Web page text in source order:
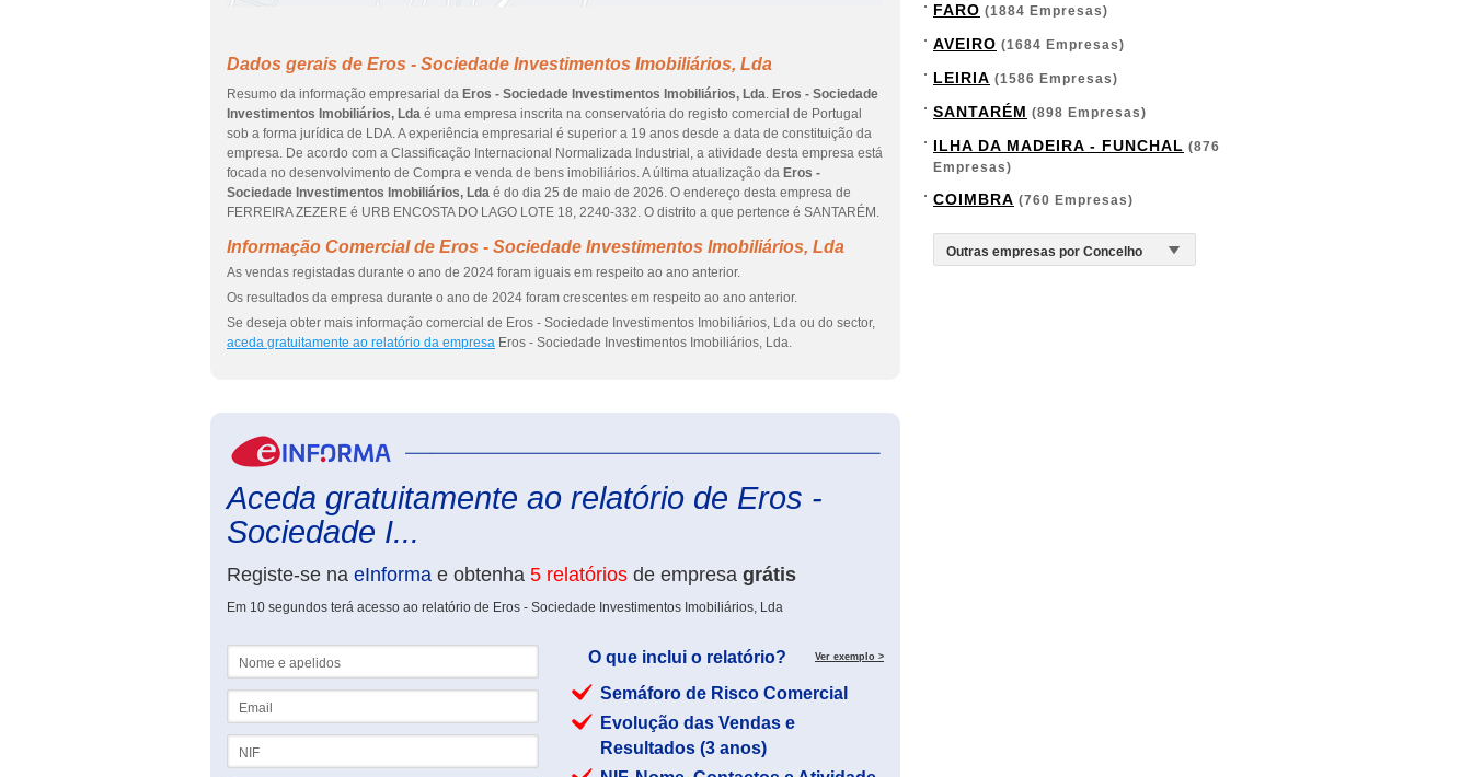
Dados gerais de Eros - Sociedade Investimentos Imobiliários, Lda
Resumo da informação empresarial da Eros - Sociedade Investimentos Imobiliários, Lda. Eros - Sociedade
Investimentos Imobiliários, Lda é uma empresa inscrita na conservatória do registo comercial de Portugal
sob a forma jurídica de LDA. A experiência empresarial é superior a 19 anos desde a data de constituição da
empresa. De acordo com a Classificação Internacional Normalizada Industrial, a atividade desta empresa está
focada no desenvolvimento de Compra e venda de bens imobiliários. A última atualização da Eros -
Sociedade Investimentos Imobiliários, Lda é do dia 25 de maio de 2026. O endereço desta empresa de
FERREIRA ZEZERE é URB ENCOSTA DO LAGO LOTE 18, 2240-332. O distrito a que pertence é SANTARÉM.
Informação Comercial de Eros - Sociedade Investimentos Imobiliários, Lda
As vendas registadas durante o ano de 2024 foram iguais em respeito ao ano anterior.
Os resultados da empresa durante o ano de 2024 foram crescentes em respeito ao ano anterior.
Se deseja obter mais informação comercial de Eros - Sociedade Investimentos Imobiliários, Lda ou do sector,
aceda gratuitamente ao relatório da empresa Eros - Sociedade Investimentos Imobiliários, Lda.
Aceda gratuitamente ao relatório de Eros -
Sociedade I...
Registe-se na eInforma e obtenha 5 relatórios de empresa grátis
Em 10 segundos terá acesso ao relatório de Eros - Sociedade Investimentos Imobiliários, Lda
O que inclui o relatório? Ver exemplo >
Semáforo de Risco Comercial
Evolução das Vendas e
Resultados (3 anos)
FARO (1884 Empresas)
AVEIRO (1684 Empresas)
LEIRIA (1586 Empresas)
SANTARÉM (898 Empresas)
ILHA DA MADEIRA - FUNCHAL (876
Empresas)
COIMBRA (760 Empresas)